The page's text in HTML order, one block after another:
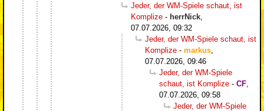
Jeder, der WM-Spiele schaut, ist
Komplize - herrNick
07.07.2026, 09:32
Jeder, der WM-Spiele schaut, ist
Komplize - markus
07.07.2026, 09:46
Jeder, der WM-Spiele
schaut, ist Komplize - CF
07.07.2026, 09:58
Jeder, der WM-Spiele